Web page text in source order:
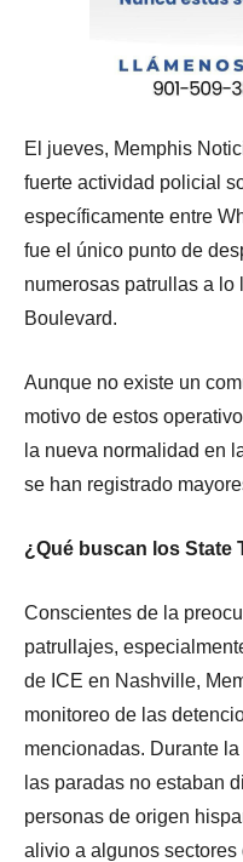
El jueves, Memphis
fuerte actividad policial
específicamente entre
fue el único punto de
numerosas patrullas a lo
Boulevard.
Aunque no existe un
motivo de estos
la nueva normalidad en
se han registrado
¿Qué buscan los State
Conscientes de la
patrullajes,
de ICE en Nashville,
monitoreo de las
mencionadas. Durante
las paradas no estaban
personas de origen
alivio a algunos sectores